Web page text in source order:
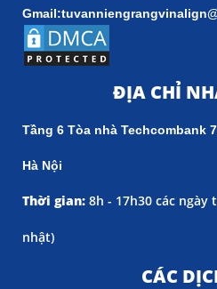
ĐỊA CHỈ
Tầng 6 Tòa nhà Techcombank
Hà Nội
Thời gian: 8h - 17h30 các ngày
nhật)
CÁC